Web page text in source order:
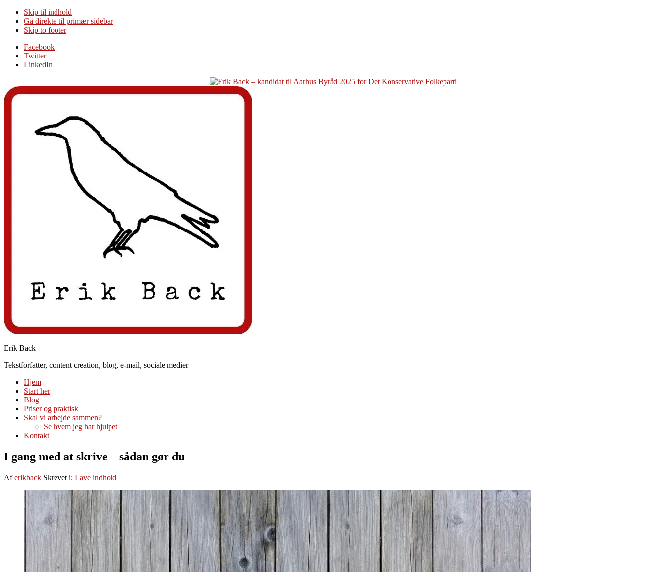
Skip til indhold
Gå direkte til primær sidebar
Skip to footer
Additional
menu
Facebook
Twitter
LinkedIn
Erik Back
Tekstforfatter, content creation, blog, e-mail, sociale medier
Hjem
Start her
Blog
Priser og praktisk
Skal vi arbejde sammen?
Se hvem jeg har hjulpet
Kontakt
I gang med at skrive – sådan gør du
Aferikback Skrevet i: Lave indhold